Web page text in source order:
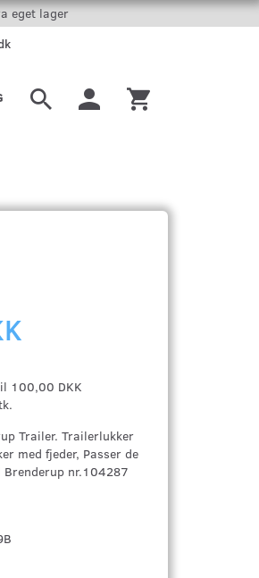
eget lager
100,00 DKK
Trailer. Trailerlukker
med fjeder, Passer de
nr.104287